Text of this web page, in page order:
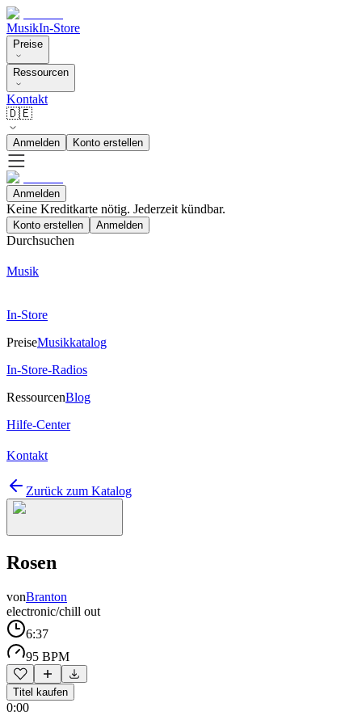
MusikIn-Store
Preise
Ressourcen
Kontakt
🇩🇪
Anmelden Konto erstellen
Anmelden
Keine Kreditkarte nötig. Jederzeit kündbar.
Konto erstellen Anmelden
Durchsuchen
Musik
In-Store
PreiseMusikkatalog
In-Store-Radios
RessourcenBlog
Hilfe-Center
Kontakt
Zurück zum Katalog
Rosen
vonBranton
electronic/chill out
6:37
95 BPM
Titel kaufen
0:00